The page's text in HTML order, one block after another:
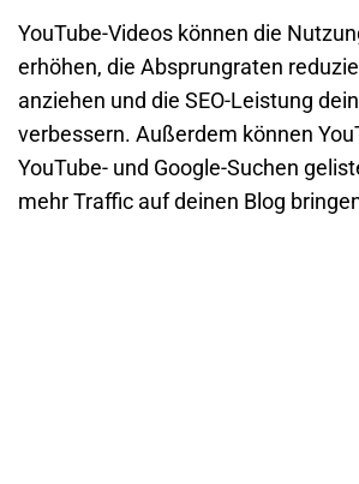
YouTube-Videos können die
erhöhen, die Absprungraten
anziehen und die SEO-Leistung
verbessern. Außerdem können
YouTube- und Google-Suchen
mehr Traffic auf deinen Blog